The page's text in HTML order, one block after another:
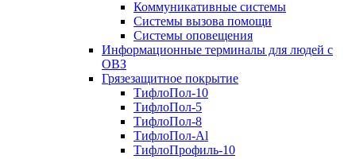
Коммуникативные системы
Системы вызова помощи
Системы оповещения
Информационные терминалы для людей с
ОВЗ
Грязезащитное покрытие
ТифлоПол-10
ТифлоПол-5
ТифлоПол-8
ТифлоПол-Al
ТифлоПрофиль-10